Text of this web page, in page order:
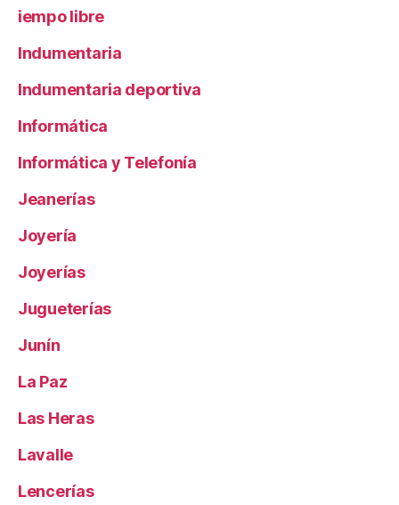
iempo libre
Indumentaria
Indumentaria deportiva
Informática
Informática y Telefonía
Jeanerías
Joyería
Joyerías
Jugueterías
Junín
La Paz
Las Heras
Lavalle
Lencerías